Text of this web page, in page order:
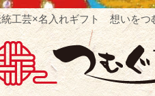
工芸×名入れギフト 想いをつ